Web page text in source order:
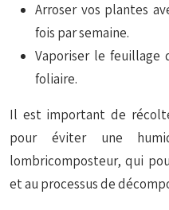
Arroser vos plantes
fois par semaine.
Vaporiser le feuillage
foliaire.
Il est important de
pour éviter une
lombricomposteur, qui
et au processus de